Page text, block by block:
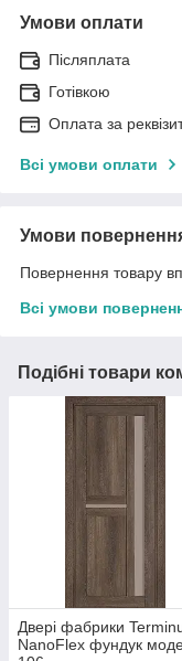
Умови оплати
Післяплата
Готівкою
Оплата за
Всі умови оплати
Умови
Повернення товару
Всі умови
Подібні товари
Двері фабрики
NanoFlex фундук